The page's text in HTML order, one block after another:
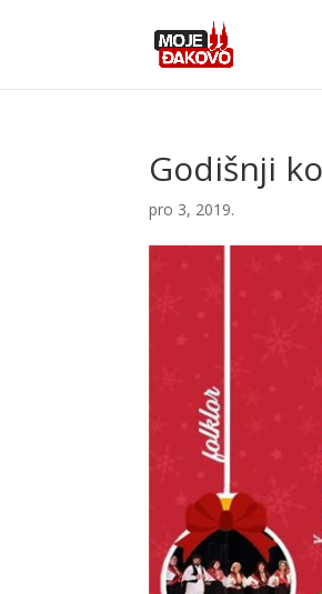
Godišnji
pro 3, 2019.